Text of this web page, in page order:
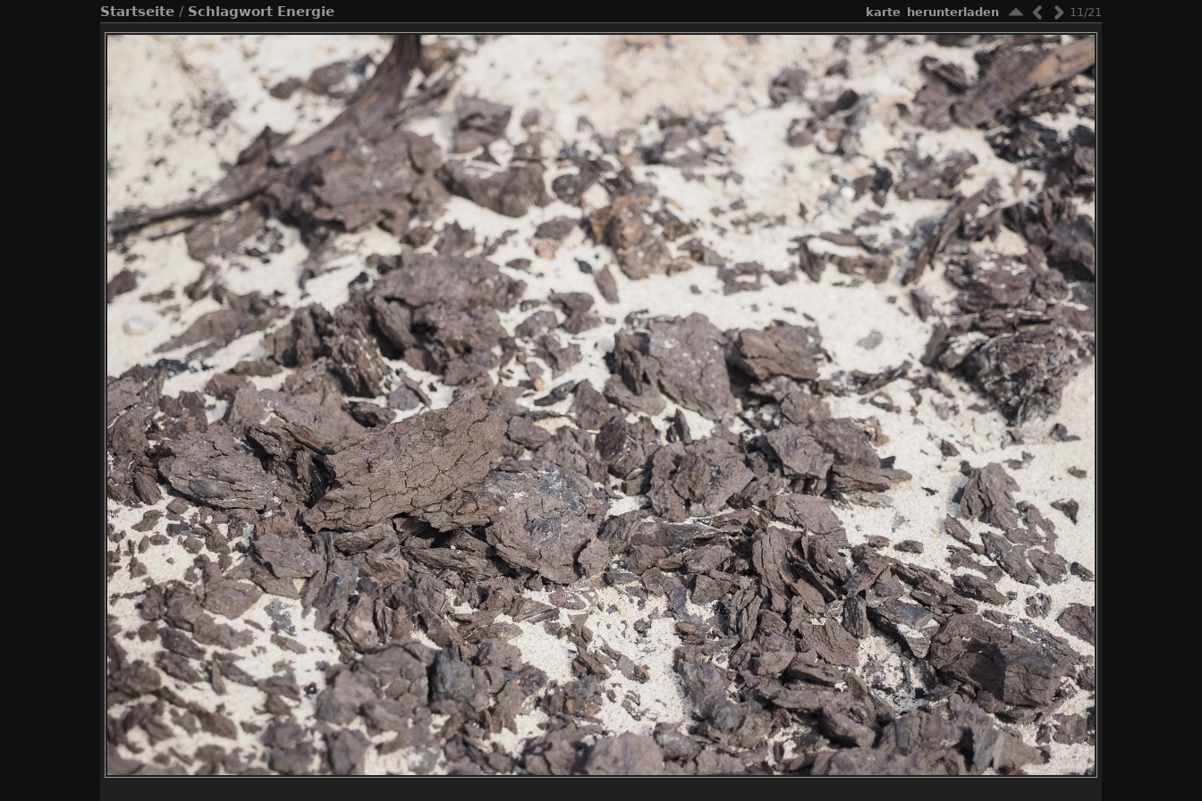
Startseite / Schlagwort Energie 11/21
herunterladen
karte